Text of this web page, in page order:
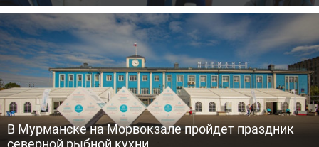
В Мурманске на Морвокзале пройдет праздник
северной рыбной кухни